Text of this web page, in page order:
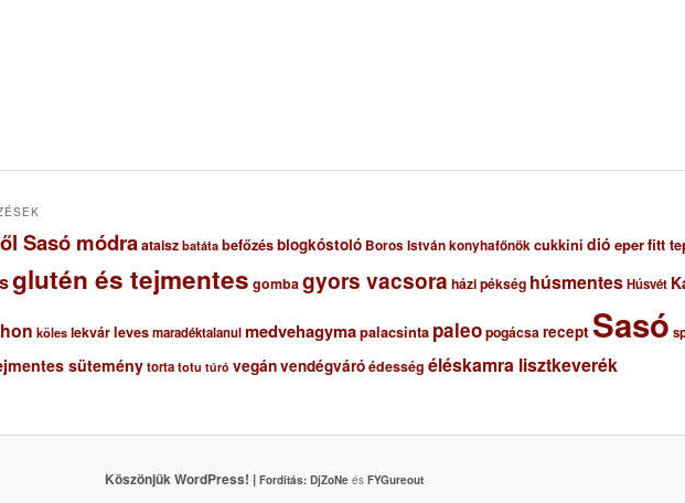
Sasó módraataisz batáta befőzésblogkóstoló Boros István konyhafőnökcukkini dió eperfitt
glutén és tejmentes gombagyors vacsora házi pékség húsmentesHúsvét
köles lekvárlevesmaradéktalanulmedvehagymapalacsinta paleopogácsarecept Sasó
süteménytorta totu túró vegánvendégváróédesség éléskamra lisztkeverék
Köszönjük WordPress! | Fordítás: DjZoNeés FYGureout